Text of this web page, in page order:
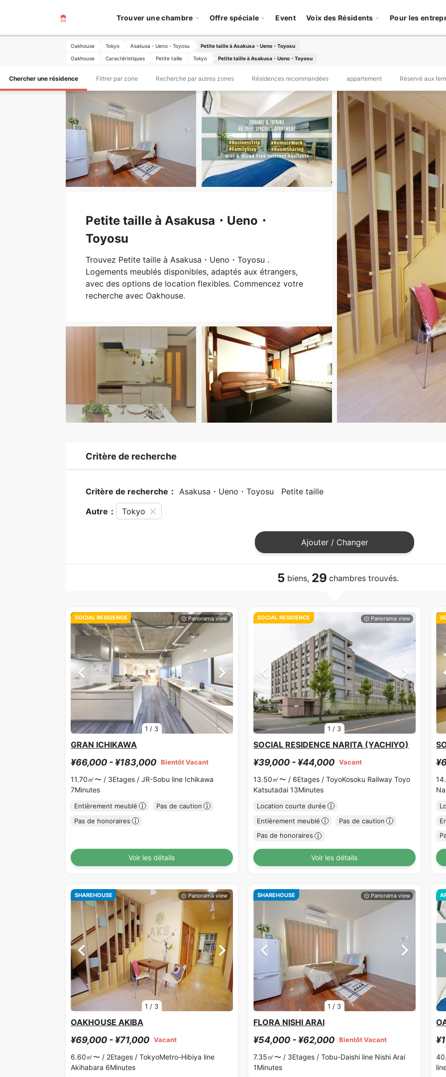
Trouver une chambre Offre spéciale Event Voix des Résidents Pour les
Oakhouse Tokyo Asakusa・Ueno・Toyosu Petite taille à Asakusa・Ueno・Toyosu
Oakhouse Caractéristiques Petite taille Tokyo Petite taille à Asakusa・Ueno・Toyosu
Chercher une résidence Filtrer par zone Recherche par autres zones Résidences recommandées appartement Réservé aux
Petite taille à Asakusa・Ueno・
Toyosu
Trouvez Petite taille à Asakusa・Ueno・Toyosu .
Logements meublés disponibles, adaptés aux étrangers,
avec des options de location flexibles. Commencez votre
recherche avec Oakhouse.
Critère de recherche
Critère de recherche： Asakusa・Ueno・Toyosu Petite taille
Autre： Tokyo
Ajouter / Changer
5 biens, 29 chambres trouvés.
1 / 3
SOCIAL RESIDENCE
GRAN ICHIKAWA
¥66,000 - ¥183,000 Bientôt Vacant
11.70㎡〜 / 3Etages / JR-Sobu line Ichikawa
7Minutes
Entièrement meublé
Pas de caution
Pas de honoraires
Voir les détails
1 / 3
SOCIAL RESIDENCE
SOCIAL RESIDENCE NARITA (YACHIYO)
¥39,000 - ¥44,000 Vacant
13.50㎡〜 / 6Etages /ToyoKosoku Railway Toyo
Katsutadai 13Minutes
Location courte durée
Entièrement meublé
Pas de caution
Pas de honoraires
Voir les détails
1 / 3
SHAREHOUSE
OAKHOUSE AKIBA
¥69,000 - ¥71,000 Vacant
6.60㎡〜 / 2Etages / TokyoMetro-Hibiya line
Akihabara 6Minutes
1 / 3
SHAREHOUSE
FLORA NISHI ARAI
¥54,000 - ¥62,000 Bientôt Vacant
7.35㎡〜 / 3Etages /Tobu-Daishi line Nishi Arai
1Minutes